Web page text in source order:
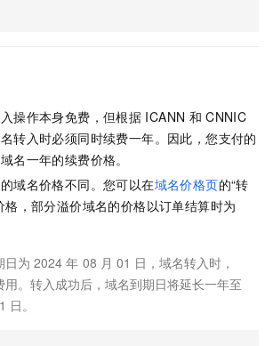
操作本身免费，但根据 ICANN 和 CNNIC
转入时必须同时续费一年。因此，您支付的
名一年的续费价格。
域名价格不同。您可以在域名价格页的“转
格，部分溢价域名的价格以订单结算时为
日为 2024 年 08 月 01 日，域名转入时，
。转入成功后，域名到期日将延长一年至
日。